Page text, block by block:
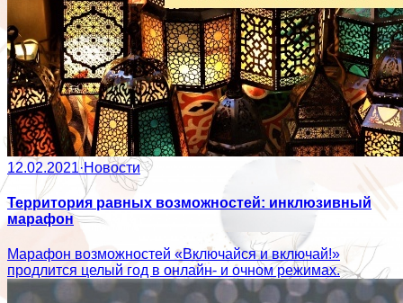
12.02.2021·Новости
Территория равных возможностей: инклюзивный
марафон
Марафон возможностей «Включайся и включай!»
продлится целый год в онлайн- и очном режимах.